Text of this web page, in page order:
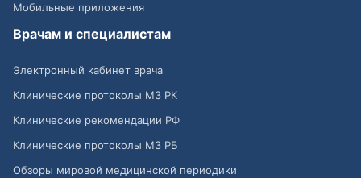
Мобильные приложения
Врачам и специалистам
Электронный кабинет врача
Клинические протоколы МЗ РК
Клинические рекомендации РФ
Клинические протоколы МЗ РБ
Обзоры мировой медицинской периодики